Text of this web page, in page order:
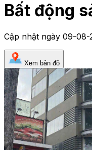
Bất động
Cập nhật ngày 09-08-
Xem bản đồ
Tòa nhà
49 Tỷ
Mã:8862 Siêu
Tiền Nguyễn Tri
tiền thu nhập Cực